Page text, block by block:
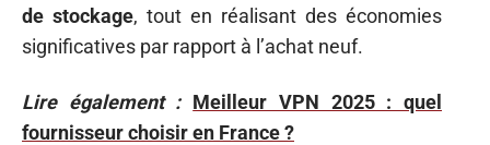
de stockage, tout en réalisant des économies
significatives par rapport à l’achat neuf.
Lire également : Meilleur VPN 2025 : quel
fournisseur choisir en France ?